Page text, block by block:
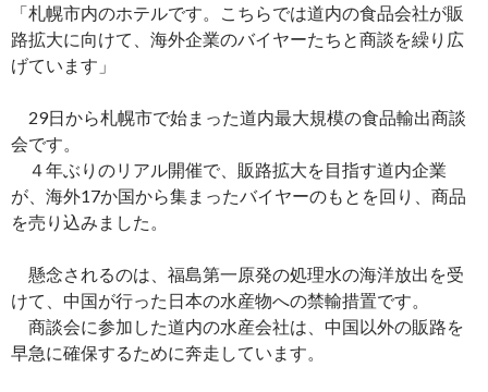
「札幌市内のホテルです。こちらでは道内の食品会社が販
路拡大に向けて、海外企業のバイヤーたちと商談を繰り広
げています」
29日から札幌市で始まった道内最大規模の食品輸出商談
会です。
４年ぶりのリアル開催で、販路拡大を目指す道内企業
が、海外17か国から集まったバイヤーのもとを回り、商品
を売り込みました。
懸念されるのは、福島第一原発の処理水の海洋放出を受
けて、中国が行った日本の水産物への禁輸措置です。
商談会に参加した道内の水産会社は、中国以外の販路を
早急に確保するために奔走しています。